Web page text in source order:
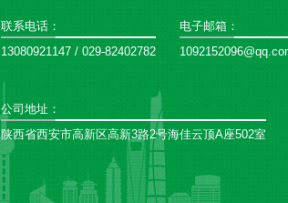
联系电话：
13080921147 / 029-82402782
电子邮箱：
公司地址：
陕西省西安市高新区高新3路2号海佳云顶A座502室